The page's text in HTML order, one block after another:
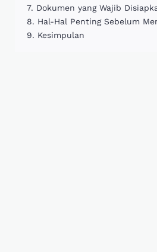
Dokumen yang Wajib
Hal-Hal Penting Sebelum
Kesimpulan